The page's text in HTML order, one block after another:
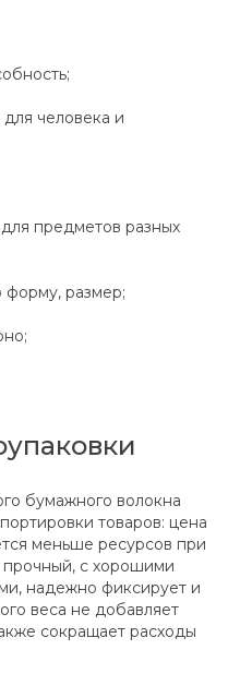
человека и
предметов разных
размер;
бумажного волокна
товаров: цена
меньше ресурсов при
прочный, с хорошими
надежно фиксирует и
веса не добавляет
сокращает расходы